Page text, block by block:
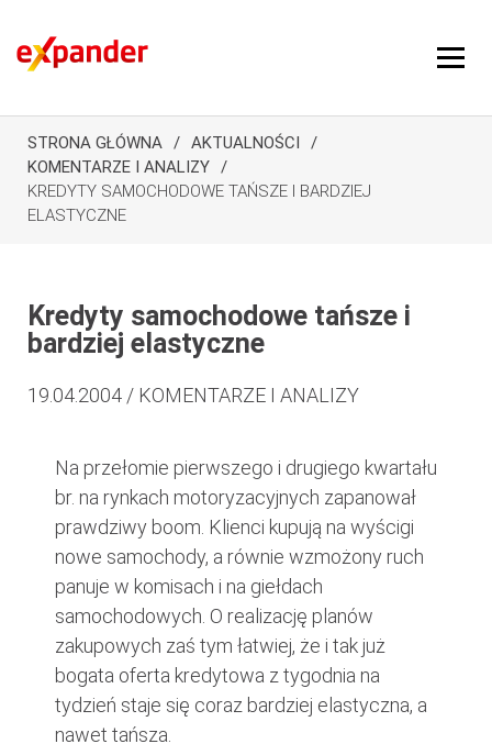
STRONA GŁÓWNA
AKTUALNOŚCI
KOMENTARZE I ANALIZY
KREDYTY SAMOCHODOWE TAŃSZE I BARDZIEJ
ELASTYCZNE
Kredyty samochodowe tańsze i
bardziej elastyczne
19.04.2004 / KOMENTARZE I ANALIZY
Na przełomie pierwszego i drugiego kwartału
br. na rynkach motoryzacyjnych zapanował
prawdziwy boom. Klienci kupują na wyścigi
nowe samochody, a równie wzmożony ruch
panuje w komisach i na giełdach
samochodowych. O realizację planów
zakupowych zaś tym łatwiej, że i tak już
bogata oferta kredytowa z tygodnia na
tydzień staje się coraz bardziej elastyczna, a
nawet tańsza.